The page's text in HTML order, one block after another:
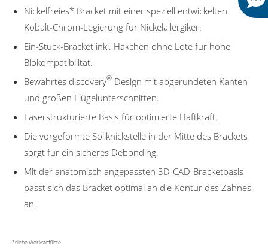
Nickelfreies* Bracket mit einer speziell entwickelten
Kobalt-Chrom-Legierung für Nickelallergiker.
Ein-Stück-Bracket inkl. Häkchen ohne Lote für hohe
Biokompatibilität.
Bewährtes discovery® Design mit abgerundeten Kanten
und großen Flügelunterschnitten.
Laserstrukturierte Basis für optimierte Haftkraft.
Die vorgeformte Sollknickstelle in der Mitte des Brackets
sorgt für ein sicheres Debonding.
Mit der anatomisch angepassten 3D-CAD-Bracketbasis
passt sich das Bracket optimal an die Kontur des Zahnes
an.
*siehe Werkstoffliste